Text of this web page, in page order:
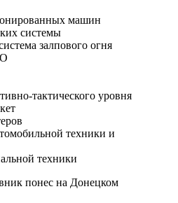
машин
системы
залпового огня
тактического уровня
техники и
техники
понес на Донецком